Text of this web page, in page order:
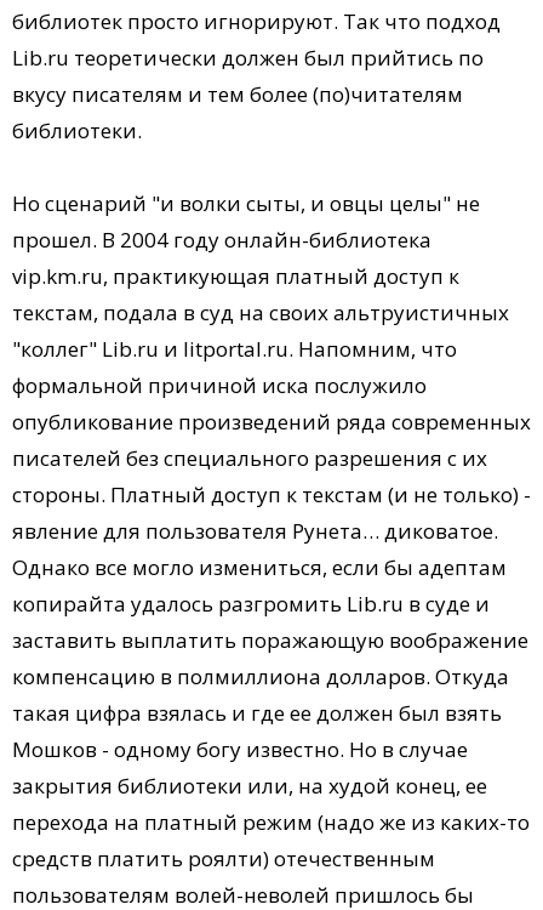
библиотек просто игнорируют. Так что подход
Lib.ru теоретически должен был прийтись по
вкусу писателям и тем более (по)читателям
библиотеки.
Но сценарий "и волки сыты, и овцы целы" не
прошел. В 2004 году онлайн-библиотека
vip.km.ru, практикующая платный доступ к
текстам, подала в суд на своих альтруистичных
"коллег" Lib.ru и litportal.ru. Напомним, что
формальной причиной иска послужило
опубликование произведений ряда современных
писателей без специального разрешения с их
стороны. Платный доступ к текстам (и не только) -
явление для пользователя Рунета… диковатое.
Однако все могло измениться, если бы адептам
копирайта удалось разгромить Lib.ru в суде и
заставить выплатить поражающую воображение
компенсацию в полмиллиона долларов. Откуда
такая цифра взялась и где ее должен был взять
Мошков - одному богу известно. Но в случае
закрытия библиотеки или, на худой конец, ее
перехода на платный режим (надо же из каких-то
средств платить роялти) отечественным
пользователям волей-неволей пришлось бы